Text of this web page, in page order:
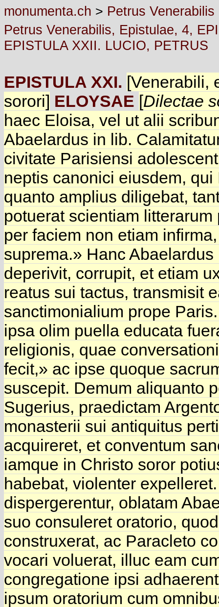
monumenta.ch > Petrus Venerabilis
Petrus Venerabilis, Epistulae, 4,
EPISTULA XXII. LUCIO, PETRUS
EPISTULA XXI. [Venerabili,
sorori] ELOYSAE [Dilectae
haec Eloisa, vel ut alii
Abaelardus in lib.
civitate Parisiensi
neptis canonici eiusdem,
quanto amplius diligebat,
potuerat scientiam
per faciem non etiam
suprema.» Hanc
deperivit, corrupit, et etiam
reatus sui tactus, transmisit
sanctimonialium prope
ipsa olim puella educata
religionis, quae
fecit,» ac ipse quoque
suscepit. Demum aliquanto
Sugerius, praedictam
monasterii sui antiquitus
acquireret, et conventum
iamque in Christo soror
habebat, violenter
dispergerentur, oblatam
suo consuleret oratorio,
construxerat, ac Paracleto
vocari voluerat, illuc eam
congregatione ipsi
ipsum oratorium cum